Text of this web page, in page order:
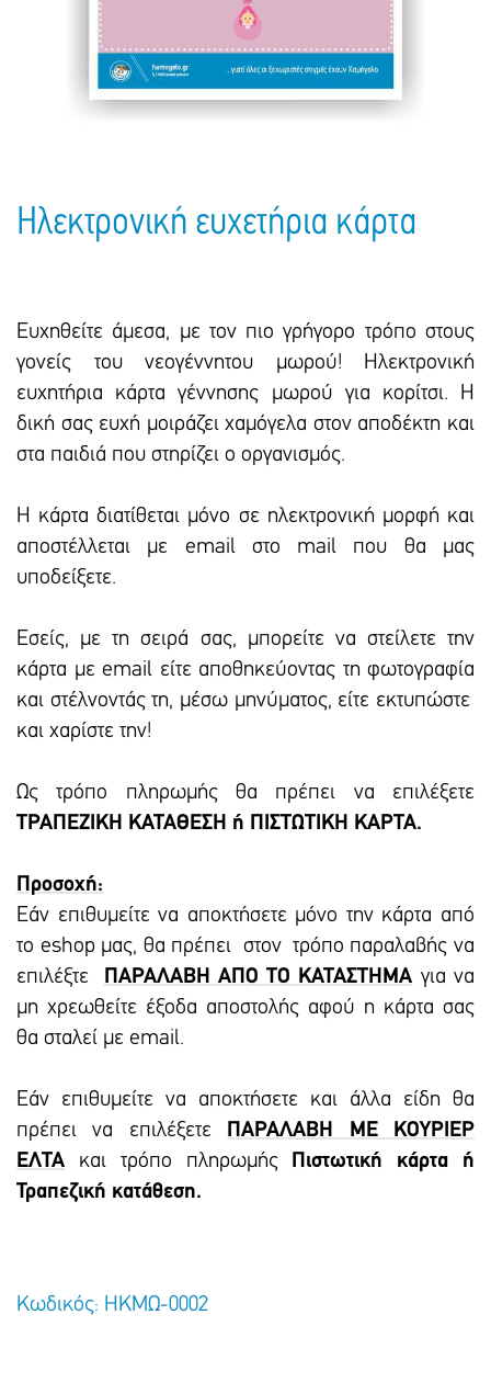
Πακέτα Δώρων
Σακούλες
Τσάντες - Ποδιές - Ομπρέλες
Παιδικό Πάρτι
Παιδικά Είδη
Ημερολόγια - Ατζέντες
Γραφική Ύλη
Είδη Γραφείου
Ηλεκτρονική ευχετήρια κάρτα
Ευχηθείτε άμεσα, με τον πιο γρήγορο τρόπο στους
γονείς του νεογέννητου μωρού! Ηλεκτρονική
ευχητήρια κάρτα γέννησης μωρού για κορίτσι. H
δική σας ευχή μοιράζει χαμόγελα στον αποδέκτη και
στα παιδιά που στηρίζει ο οργανισμός.
Η κάρτα διατίθεται μόνο σε ηλεκτρονική μορφή και
αποστέλλεται με email στο mail που θα μας
υποδείξετε.
Εσείς, με τη σειρά σας, μπορείτε να στείλετε την
κάρτα με email είτε αποθηκεύοντας τη φωτογραφία
και στέλνοντάς τη, μέσω μηνύματος, είτε εκτυπώστε
και χαρίστε την!
Ως τρόπο πληρωμής θα πρέπει να επιλέξετε
ΤΡΑΠΕΖΙΚΗ ΚΑΤΑΘΕΣΗ ή ΠΙΣΤΩΤΙΚΗ ΚΑΡΤΑ.
Προσοχή:
Εάν επιθυμείτε να αποκτήσετε μόνο την κάρτα από
το eshop μας, θα πρέπει στον τρόπο παραλαβής να
επιλέξτε ΠΑΡΑΛΑΒΗ ΑΠΟ ΤΟ ΚΑΤΑΣΤΗΜΑ για να
μη χρεωθείτε έξοδα αποστολής αφού η κάρτα σας
θα σταλεί με email.
Εάν επιθυμείτε να αποκτήσετε και άλλα είδη θα
πρέπει να επιλέξετε ΠΑΡΑΛΑΒΗ ΜΕ ΚΟΥΡΙΕΡ
ΕΛΤΑ και τρόπο πληρωμής Πιστωτική κάρτα ή
Τραπεζική κατάθεση.
Κωδικός: ΗΚΜΩ-0002